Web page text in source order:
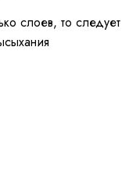
слоев, то следует